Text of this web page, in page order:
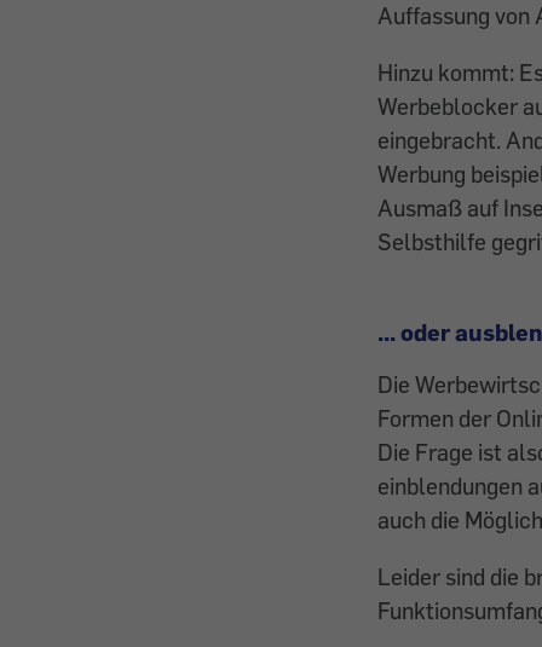
Auffassung von
Hinzu kommt:
Werbe­blocker
eingebracht.
Werbung
Ausmaß auf
Selbsthilfe
... oder
Die
Formen der
Die Frage ist
einblendungen
auch die
Leider sind die